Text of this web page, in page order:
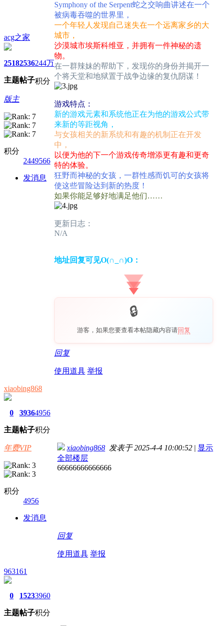
acg之家
2518
主题
2536
帖子
244万
积分
版主
积分
2449566
发消息
Symphony of the Serpent蛇之交响曲讲述在一个
被病毒吞噬的世界里，
一个年轻人发现自己迷失在一个远离家乡的大
城市，
沙漠城市埃斯科维亚，并拥有一件神秘的遗
物。
在一群辣妹的帮助下，发现你的身份并揭开一
个将天堂和地狱置于战争边缘的复仇阴谋！
游戏特点：
新的游戏元素和系统他正在为他的游戏公式带
来新的等距视角，
与女孩相关的新系统和有趣的机制正在开发
中，
以便为他的下一个游戏传奇增添更有趣和更奇
特的体验。
狂野而神秘的女孩，一群性感而饥可的女孩将
使这些冒险达到新的热度！
如果你能足够好地满足他们……
更新日志：
N/A
地址回复可见O(∩_∩)O：
游客，如果您要查看本帖隐藏内容请回复
回复
使用道具 举报
xiaobing868
0
主题
3936
帖子
4956
积分
年费VIP
积分
4956
发消息
xiaobing868 发表于 2025-4-4 10:00:52 | 显示
全部楼层
66666666666666
回复
使用道具 举报
963161
0
主题
1523
帖子
3960
积分